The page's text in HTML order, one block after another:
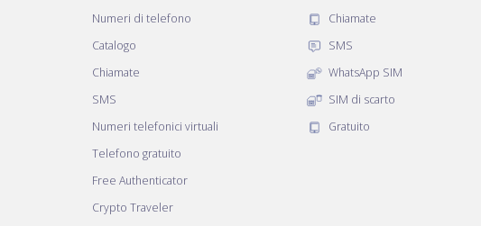
Numeri di telefono
Catalogo
Chiamate
SMS
Numeri telefonici virtuali
Telefono gratuito
Free Authenticator
Crypto Traveler
Chiamate
SMS
WhatsApp SIM
SIM di scarto
Gratuito